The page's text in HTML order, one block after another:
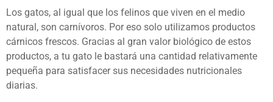
Los gatos, al igual que los felinos que viven en el medio
natural, son carnívoros. Por eso solo utilizamos productos
cárnicos frescos. Gracias al gran valor biológico de estos
productos, a tu gato le bastará una cantidad relativamente
pequeña para satisfacer sus necesidades nutricionales
diarias.